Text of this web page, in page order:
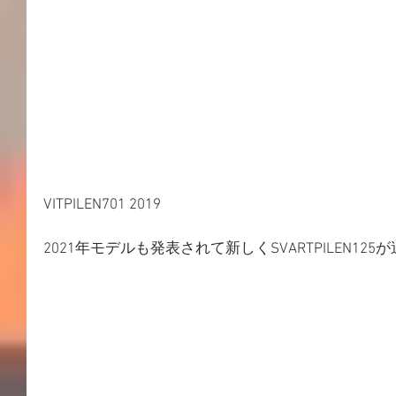
VITPILEN701 2019
2021年モデルも発表されて新しくSVARTPILEN125